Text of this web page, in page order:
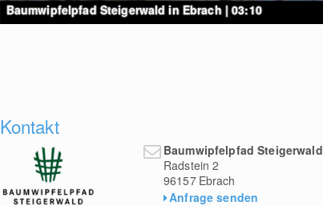
Baumwipfelpfad Steigerwald in Ebrach | 03:10
Kontakt
Baumwipfelpfad Steigerwald
Radstein 2
96157 Ebrach
Anfrage senden